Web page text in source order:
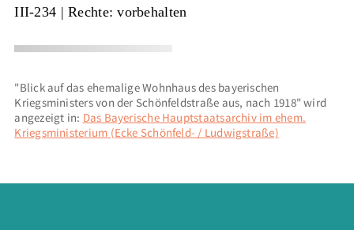
III-234 | Rechte: vorbehalten
"Blick auf das ehemalige Wohnhaus des bayerischen
Kriegsministers von der Schönfeldstraße aus, nach 1918" wird
angezeigt in: Das Bayerische Hauptstaatsarchiv im ehem.
Kriegsministerium (Ecke Schönfeld- / Ludwigstraße)